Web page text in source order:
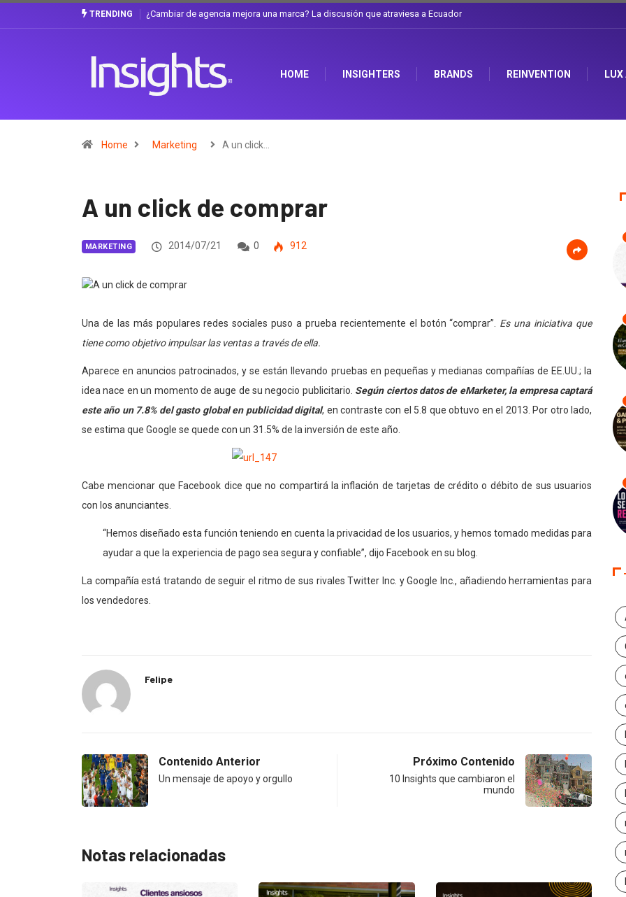
TRENDING Gabriela Herrera y el arte de cambiarse el sombrero en Corporación Favorita
HOME INSIGHTERS BRANDS REINVENTION LUX
Home Marketing A un click…
A un click de comprar
MARKETING 2014/07/21 0 912
Una de las más populares redes sociales puso a prueba recientemente el botón “comprar”.
Es una iniciativa que
tiene como objetivo impulsar las ventas a través de ella.
Aparece en anuncios patrocinados, y se están llevando pruebas en pequeñas y medianas compañías de EE.UU.; la
idea nace en un momento de auge de su negocio publicitario. Según ciertos datos de eMarketer, la empresa captará
este año un 7.8% del gasto global en publicidad digital, en contraste con el 5.8 que obtuvo en el 2013. Por otro lado,
se estima que Google se quede con un 31.5% de la inversión de este año.
Cabe mencionar que Facebook dice que no compartirá la inflación de tarjetas de crédito o débito de sus usuarios
con los anunciantes.
“Hemos diseñado esta función teniendo en cuenta la privacidad de los usuarios, y hemos tomado medidas para
ayudar a que la experiencia de pago sea segura y confiable”, dijo Facebook en su blog.
La compañía está tratando de seguir el ritmo de sus rivales Twitter Inc. y Google Inc., añadiendo herramientas para
los vendedores.
Felipe
Contenido Anterior
Un mensaje de apoyo y orgullo
Próximo Contenido
10 Insights que cambiaron el
mundo
Notas relacionadas